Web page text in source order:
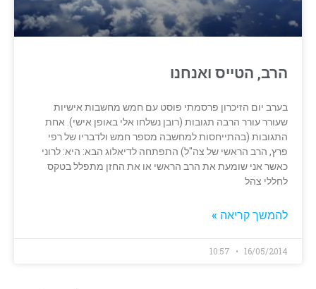
הרב, הטייס ואנחנו
בערב יום הזיכרון פרסמתי פוסט עם חמש מחשבות אישיות
שעורר עורר הרבה תגובות (רובן נשלחו אלי באופן אישי). אחת
התגובות (בהתייחסות למחשבה מספר חמש ולדבריו של רפי
פרץ, הרב הראשי של צה"ל) התפתחה לדיאלוג הבא: היא: לרוני
כאשר אני שומעת את הרב הראשי או את החזן מתפלל בטקס
לחללי צהל
להמשך קריאה »
16/05/2014